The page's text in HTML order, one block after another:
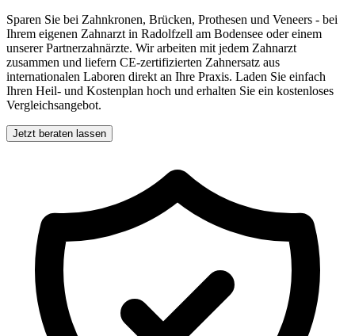
Sparen Sie bei Zahnkronen, Brücken, Prothesen und Veneers - bei
Ihrem eigenen Zahnarzt in Radolfzell am Bodensee oder einem
unserer Partnerzahnärzte. Wir arbeiten mit jedem Zahnarzt
zusammen und liefern CE-zertifizierten Zahnersatz aus
internationalen Laboren direkt an Ihre Praxis. Laden Sie einfach
Ihren Heil- und Kostenplan hoch und erhalten Sie ein kostenloses
Vergleichsangebot.
Jetzt beraten lassen